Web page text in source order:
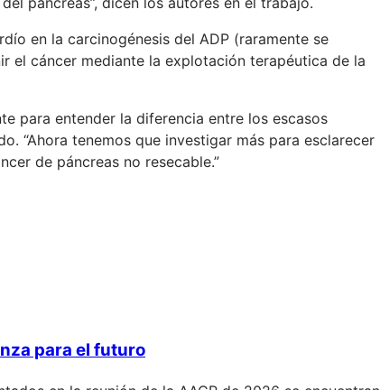
en la carcinogénesis del ADP (raramente se
el cáncer mediante la explotación terapéutica de la
para entender la diferencia entre los escasos
“Ahora tenemos que investigar más para esclarecer
de páncreas no resecable.”
para el futuro